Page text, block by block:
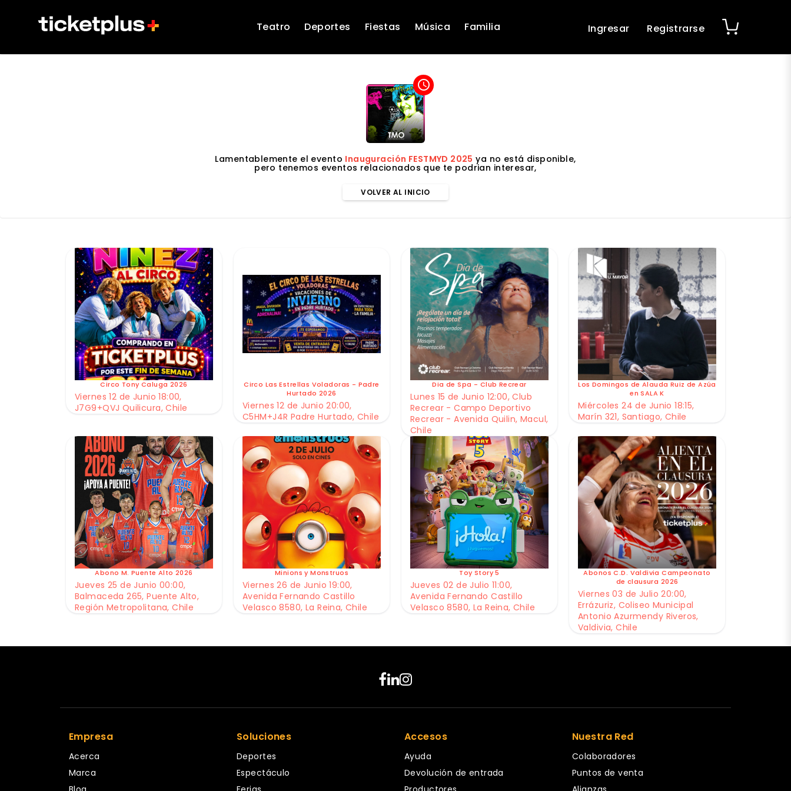
Teatro Deportes Fiestas Música Familia Ingresar Registrarse
access_time
Lamentablemente el evento Inauguración FESTMYD 2025 ya no está disponible,
pero tenemos eventos relacionados que te podrian interesar,
VOLVER AL INICIO
Circo Tony Caluga 2026
Viernes 12 de Junio 18:00,
J7G9+QVJ Quilicura, Chile
Circo Las Estrellas Voladoras - Padre
Hurtado 2026
Viernes 12 de Junio 20:00,
C5HM+J4R Padre Hurtado, Chile
Dia de Spa - Club Recrear
Lunes 15 de Junio 12:00, Club
Recrear - Campo Deportivo
Recrear - Avenida Quilin, Macul,
Chile
Los Domingos de Alauda Ruiz de Azúa
en SALA K
Miércoles 24 de Junio 18:15,
Marín 321, Santiago, Chile
Abono M. Puente Alto 2026
Jueves 25 de Junio 00:00,
Balmaceda 265, Puente Alto,
Región Metropolitana, Chile
Minions y Monstruos
Viernes 26 de Junio 19:00,
Avenida Fernando Castillo
Velasco 8580, La Reina, Chile
Toy Story 5
Jueves 02 de Julio 11:00,
Avenida Fernando Castillo
Velasco 8580, La Reina, Chile
Abonos C.D. Valdivia Campeonato
de clausura 2026
Viernes 03 de Julio 20:00,
Errázuriz, Coliseo Municipal
Antonio Azurmendy Riveros,
Valdivia, Chile
Empresa
Acerca
Marca
Soluciones
Deportes
Espectáculo
Accesos
Ayuda
Devolución de entrada
Nuestra Red
Colaboradores
Puntos de venta